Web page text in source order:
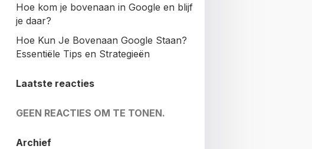
Hoe kom je bovenaan in Google en blijf
je daar?
Hoe Kun Je Bovenaan Google Staan?
Essentiële Tips en Strategieën
Laatste reacties
GEEN REACTIES OM TE TONEN.
Archief